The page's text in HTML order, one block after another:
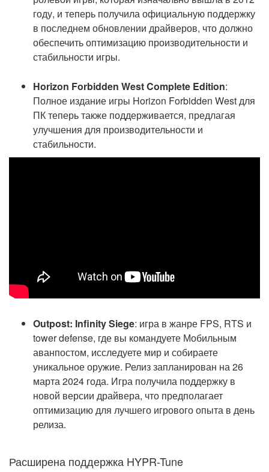
году, и теперь получила официальную поддержку
в последнем обновлении драйверов, что должно
обеспечить оптимизацию производительности и
стабильности игры.
Horizon Forbidden West Complete Edition:
Полное издание игры Horizon Forbidden West для
ПК теперь также поддерживается, предлагая
улучшения для производительности и
стабильности.
Outpost: Infinity Siege: игра в жанре FPS, RTS и
tower defense, где вы командуете Мобильным
аванпостом, исследуете мир и собираете
уникальное оружие. Релиз запланирован на 26
марта 2024 года. Игра получила поддержку в
новой версии драйвера, что предполагает
оптимизацию для лучшего игрового опыта в день
релиза.
Расширена поддержка HYPR-Tune